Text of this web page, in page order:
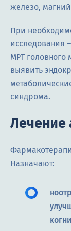
железо,
При
исследования
МРТ головного
выявить
синдрома.
Лечение
Назначают: